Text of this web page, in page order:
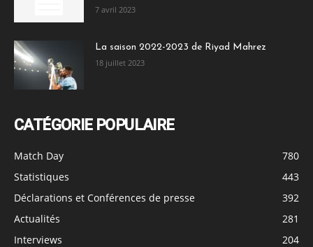
7 avril 2023
La saison 2022-2023 de Riyad Mahrez
18 juillet 2023
CATÉGORIE POPULAIRE
Match Day
780
Statistiques
443
Déclarations et Conférences de presse
392
Actualités
281
Interviews
204